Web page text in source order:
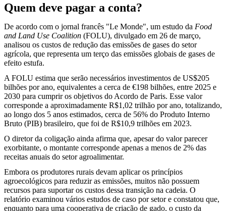
Quem deve pagar a conta?
De acordo com o jornal francês "Le Monde", um estudo da Food
and Land Use Coalition (FOLU), divulgado em 26 de março,
analisou os custos de redução das emissões de gases do setor
agrícola, que representa um terço das emissões globais de gases de
efeito estufa.
A FOLU estima que serão necessários investimentos de US$205
bilhões por ano, equivalentes a cerca de €198 bilhões, entre 2025 e
2030 para cumprir os objetivos do Acordo de Paris. Esse valor
corresponde a aproximadamente R$1,02 trilhão por ano, totalizando,
ao longo dos 5 anos estimados, cerca de 56% do Produto Interno
Bruto (PIB) brasileiro, que foi de R$10,9 trilhões em 2023.
O diretor da coligação ainda afirma que, apesar do valor parecer
exorbitante, o montante corresponde apenas a menos de 2% das
receitas anuais do setor agroalimentar.
Embora os produtores rurais devam aplicar os princípios
agroecológicos para reduzir as emissões, muitos não possuem
recursos para suportar os custos dessa transição na cadeia. O
relatório examinou vários estudos de caso por setor e constatou que,
enquanto para uma cooperativa de criação de gado, o custo da